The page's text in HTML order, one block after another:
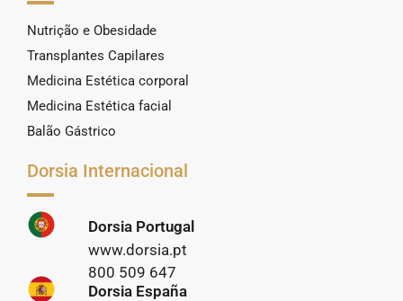
Nutrição e Obesidade
Transplantes Capilares
Medicina Estética corporal
Medicina Estética facial
Balão Gástrico
Dorsia Internacional
Dorsia Portugal
www.dorsia.pt
800 509 647
Dorsia España